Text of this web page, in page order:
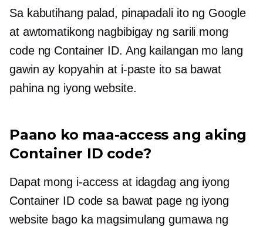
Sa kabutihang palad, pinapadali ito ng Google
at awtomatikong nagbibigay ng sarili mong
code ng Container ID. Ang kailangan mo lang
gawin ay kopyahin at i-paste ito sa bawat
pahina ng iyong website.
Paano ko maa-access ang aking
Container ID code?
Dapat mong i-access at idagdag ang iyong
Container ID code sa bawat page ng iyong
website bago ka magsimulang gumawa ng